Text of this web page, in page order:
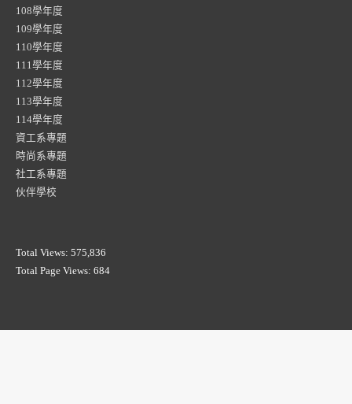
108學年度
109學年度
110學年度
111學年度
112學年度
113學年度
114學年度
資工系專題
時尚系專題
社工系專題
伙伴學校
Total Views: 575,836
Total Page Views: 684